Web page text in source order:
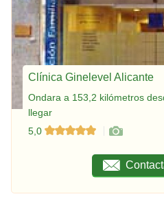
Clínica Ginelevel Alicante
Ondara a 153,2 kilómetros
llegar
5,0